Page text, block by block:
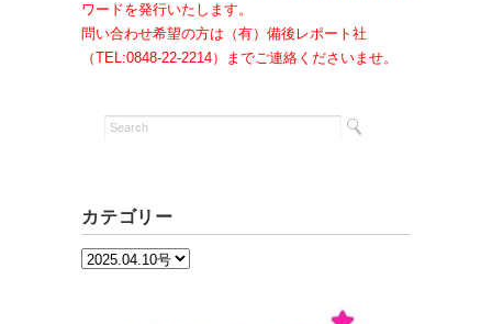
ワードを発行いたします。
問い合わせ希望の方は（有）備後レポート社
（TEL:0848-22-2214）までご連絡くださいませ。
カテゴリー
カ